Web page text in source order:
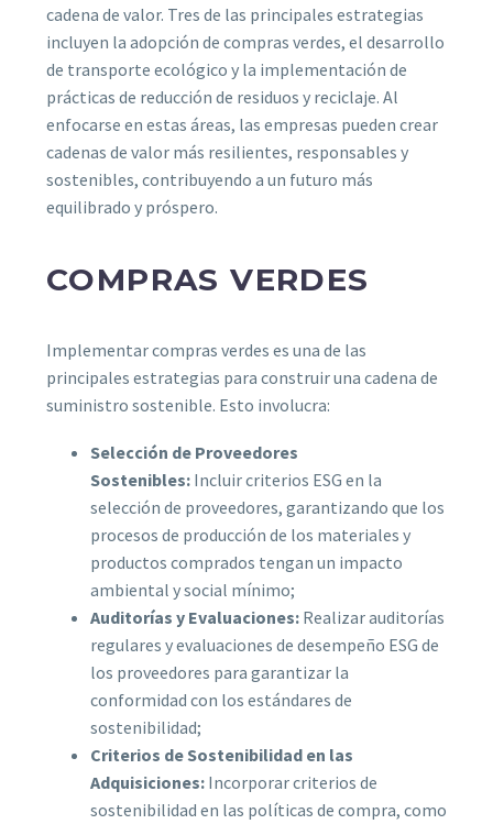
cadena de valor. Tres de las principales estrategias
incluyen la adopción de compras verdes, el desarrollo
de transporte ecológico y la implementación de
prácticas de reducción de residuos y reciclaje. Al
enfocarse en estas áreas, las empresas pueden crear
cadenas de valor más resilientes, responsables y
sostenibles, contribuyendo a un futuro más
equilibrado y próspero.
COMPRAS VERDES
Implementar compras verdes es una de las
principales estrategias para construir una cadena de
suministro sostenible. Esto involucra:
Selección de Proveedores
Sostenibles: Incluir criterios ESG en la
selección de proveedores, garantizando que los
procesos de producción de los materiales y
productos comprados tengan un impacto
ambiental y social mínimo;
Auditorías y Evaluaciones: Realizar auditorías
regulares y evaluaciones de desempeño ESG de
los proveedores para garantizar la
conformidad con los estándares de
sostenibilidad;
Criterios de Sostenibilidad en las
Adquisiciones: Incorporar criterios de
sostenibilidad en las políticas de compra, como